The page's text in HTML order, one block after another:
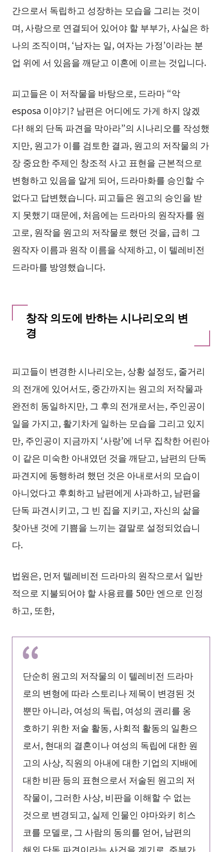
간으로서 독립하고 성장하는 모습을 그리는 것이
며, 사랑으로 연결되어 있어야 할 부부가, 사실은 하
나의 조직이며, ‘남자는 일, 여자는 가정’이라는 분
업 위에 서 있음을 깨닫고 이혼에 이르는 것입니다.
피고들은 이 저작물을 바탕으로, 드라마 “악
esposa 이야기? 남편은 어디에도 가게 하지 않겠
다! 해외 단독 파견을 막아라”의 시나리오를 작성했
지만, 원고가 이를 검토한 결과, 원고의 저작물의 가
장 중요한 주제인 창조적 사고 표현을 근본적으로
변형하고 있음을 알게 되어, 드라마화를 승인할 수
없다고 답변했습니다. 피고들은 원고의 승인을 받
지 못했기 때문에, 처음에는 드라마의 원작자를 원
고로, 원작을 원고의 저작물로 했던 것을, 급히 그
원작자 이름과 원작 이름을 삭제하고, 이 텔레비전
드라마를 방영했습니다.
창작 의도에 반하는 시나리오의 변
경
피고들이 변경한 시나리오는, 상황 설정도, 줄거리
의 전개에 있어서도, 중간까지는 원고의 저작물과
완전히 동일하지만, 그 후의 전개로서는, 주인공이
일을 가지고, 활기차게 일하는 모습을 그리고 있지
만, 주인공이 지금까지 ‘사랑’에 너무 집착한 어린아
이 같은 미숙한 아내였던 것을 깨닫고, 남편의 단독
파견지에 동행하려 했던 것은 아내로서의 모습이
아니었다고 후회하고 남편에게 사과하고, 남편을
단독 파견시키고, 그 빈 집을 지키고, 자신의 삶을
찾아낸 것에 기쁨을 느끼는 결말로 설정되었습니
다.
법원은, 먼저 텔레비전 드라마의 원작으로서 일반
적으로 지불되어야 할 사용료를 50만 엔으로 인정
하고, 또한,
단순히 원고의 저작물의 이 텔레비전 드라마
로의 변형에 따라 스토리나 제목이 변경된 것
뿐만 아니라, 여성의 독립, 여성의 권리를 옹
호하기 위한 저술 활동, 사회적 활동의 일환으
로서, 현대의 결혼이나 여성의 독립에 대한 원
고의 사상, 직원의 아내에 대한 기업의 지배에
대한 비판 등의 표현으로서 저술된 원고의 저
작물이, 그러한 사상, 비판을 이해할 수 없는
것으로 변경되고, 실제 인물인 야마와키 히스
코를 모델로, 그 사람의 동의를 얻어, 남편의
해외 단독 파견이라는 사건을 계기로, 주부가